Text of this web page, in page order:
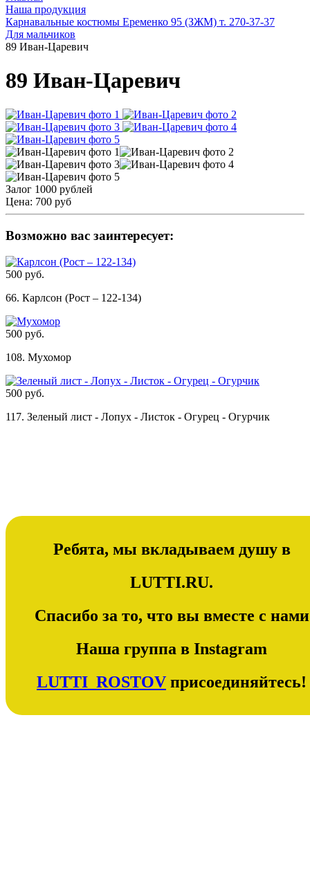
Наша продукция
Карнавальные костюмы Еременко 95 (ЗЖМ) т. 270-37-37
Для мальчиков
89 Иван-Царевич
89 Иван-Царевич
Залог 1000 рублей
Цена: 700 руб
Возможно вас заинтересует:
500 руб.
66. Карлсон (Рост – 122-134)
500 руб.
108. Мухомор
500 руб.
117. Зеленый лист - Лопух - Листок - Огурец - Огурчик
Ребята, мы вкладываем душу в
LUTTI.RU.
Спасибо за то, что вы вместе с нами
Наша группа в Instagram
LUTTI_ROSTOV присоединяйтесь!